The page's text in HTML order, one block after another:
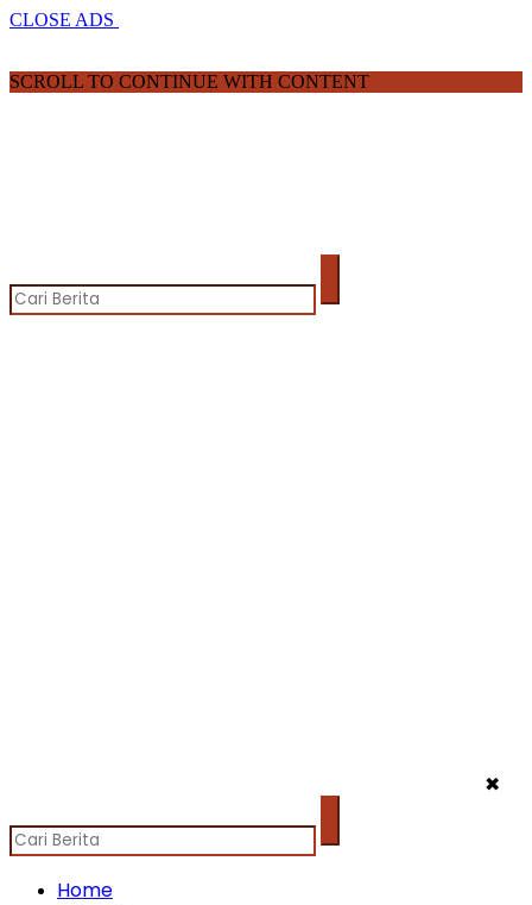
CLOSE ADS
SCROLL TO CONTINUE WITH CONTENT
✖
Home